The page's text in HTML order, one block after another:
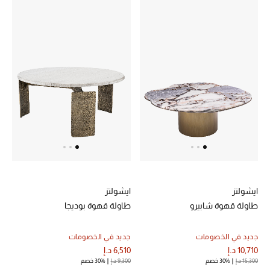
الموسم الجديد
الحقائب النسائية
حقائب رجالية
أبرز المصممين
ايشولتز
طاولة قهوة شابيرو
جديد في الخصومات
10,710 د.إ
15,300 د.إ 30% خصم
ايشولتز
طاولة قهوة بوديجا
جديد في الخصومات
6,510 د.إ
9,300 د.إ 30% خصم